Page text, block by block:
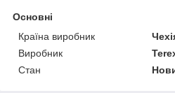
Основні
Країна виробник
Виробник
Стан